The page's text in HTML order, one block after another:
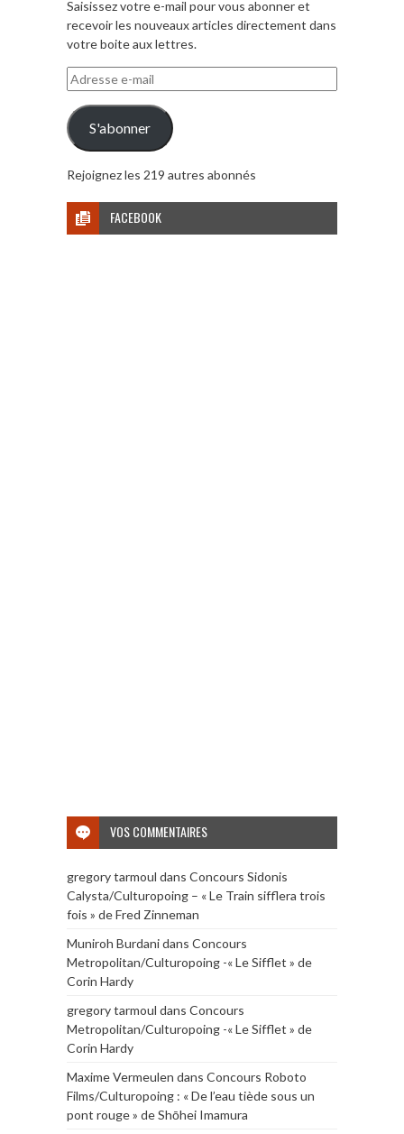
Saisissez votre e-mail pour vous abonner et
recevoir les nouveaux articles directement dans
votre boite aux lettres.
Adresse
e-
mail
S'abonner
Rejoignez les 219 autres abonnés
FACEBOOK
VOS COMMENTAIRES
gregory tarmoul dans Concours Sidonis
Calysta/Culturopoing – « Le Train sifflera trois
fois » de Fred Zinneman
Muniroh Burdanidans Concours
Metropolitan/Culturopoing -« Le Sifflet » de
Corin Hardy
gregory tarmoul dans Concours
Metropolitan/Culturopoing -« Le Sifflet » de
Corin Hardy
Maxime Vermeulen dans Concours Roboto
Films/Culturopoing : « De l’eau tiède sous un
pont rouge » de Shōhei Imamura